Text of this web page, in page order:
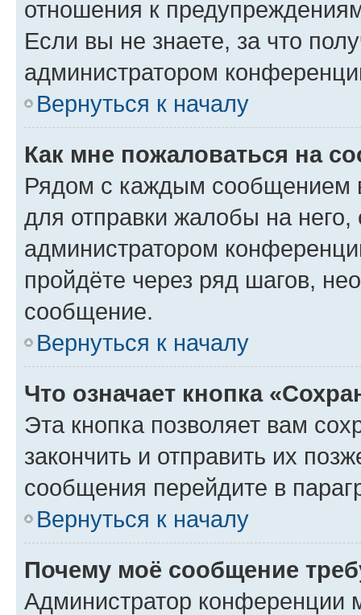
отношения к
Если вы не знаете, за что
администратором
Вернуться к началу
Как мне пожаловаться на
Рядом с каждым сообщением
для отправки жалобы на
администратором
пройдёте через ряд шагов,
сообщение.
Вернуться к началу
Что означает кнопка
Эта кнопка позволяет вам
закончить и отправить их
сообщения перейдите в
Вернуться к началу
Почему моё сообщение
Администратор конференции